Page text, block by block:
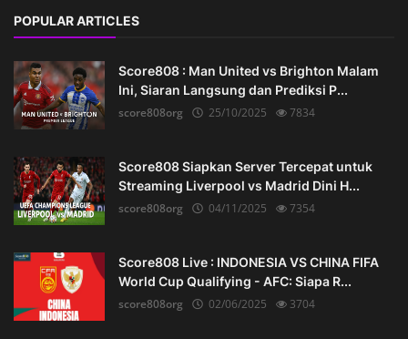
POPULAR ARTICLES
Score808 : Man United vs Brighton Malam
Ini, Siaran Langsung dan Prediksi P...
score808org
25/10/2025 7834
Score808 Siapkan Server Tercepat untuk
Streaming Liverpool vs Madrid Dini H...
score808org
04/11/2025 7354
Score808 Live : INDONESIA VS CHINA FIFA
World Cup Qualifying - AFC: Siapa R...
score808org
02/06/2025 3704